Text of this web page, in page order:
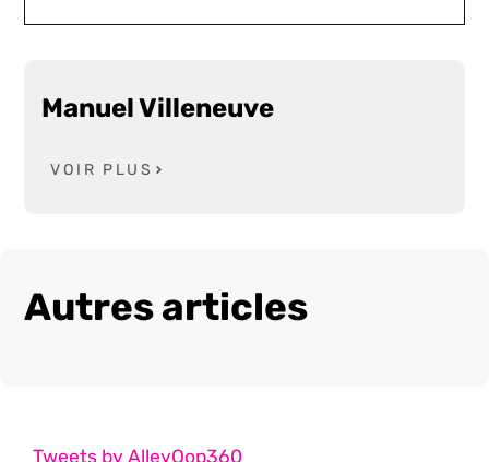
Manuel Villeneuve
VOIR PLUS
Autres articles
Tweets by AlleyOop360